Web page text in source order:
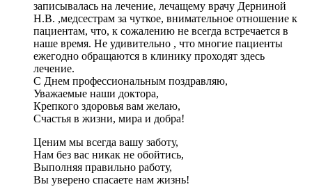
записывалась на лечение, лечащему врачу Дерниной
Н.В. ,медсестрам за чуткое, внимательное отношение к
пациентам, что, к сожалению не всегда встречается в
наше время. Не удивительно , что многие пациенты
ежегодно обращаются в клинику проходят здесь
лечение.
С Днем профессиональным поздравляю,
Уважаемые наши доктора,
Крепкого здоровья вам желаю,
Счастья в жизни, мира и добра!
Ценим мы всегда вашу заботу,
Нам без вас никак не обойтись,
Выполняя правильно работу,
Вы уверено спасаете нам жизнь!